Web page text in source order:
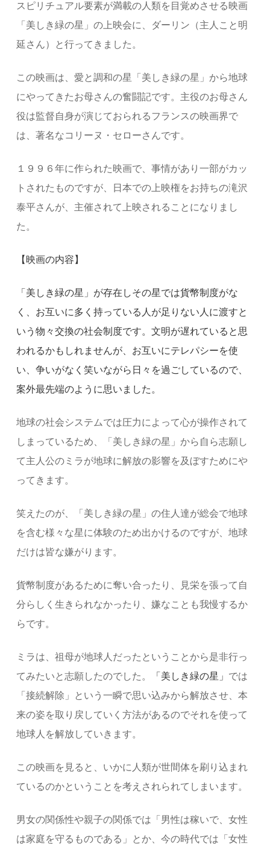
スピリチュアル要素が満載の人類を目覚めさせる映画
「美しき緑の星」の上映会に、ダーリン（主人こと明
延さん）と行ってきました。
この映画は、愛と調和の星「美しき緑の星」から地球
にやってきたお母さんの奮闘記です。主役のお母さん
役は監督自身が演じておられるフランスの映画界で
は、著名なコリーヌ・セローさんです。
１９９６年に作られた映画で、事情があり一部がカッ
トされたものですが、日本での上映権をお持ちの滝沢
泰平さんが、主催されて上映されることになりまし
た。
【映画の内容】
「美しき緑の星」が存在しその星では貨幣制度がな
く、お互いに多く持っている人が足りない人に渡すと
いう物々交換の社会制度です。文明が遅れていると思
われるかもしれませんが、お互いにテレパシーを使
い、争いがなく笑いながら日々を過ごしているので、
案外最先端のように思いました。
地球の社会システムでは圧力によって心が操作されて
しまっているため、「美しき緑の星」から自ら志願し
て主人公のミラが地球に解放の影響を及ぼすためにや
ってきます。
笑えたのが、「美しき緑の星」の住人達が総会で地球
を含む様々な星に体験のため出かけるのですが、地球
だけは皆な嫌がります。
貨幣制度があるために奪い合ったり、見栄を張って自
分らしく生きられなかったり、嫌なことも我慢するか
らです。
ミラは、祖母が地球人だったということから是非行っ
てみたいと志願したのでした。
「美しき緑の星」 では
「接続解除」という一瞬で思い込みから解放させ、本
来の姿を取り戻していく方法があるのでそれを使って
地球人を解放していきます。
この映画を見ると、いかに人類が世間体を刷り込まれ
ているのかということを考えされられてしまいます。
男女の関係性や親子の関係では「男性は稼いで、女性
は家庭を守るものである」とか、今の時代では「女性